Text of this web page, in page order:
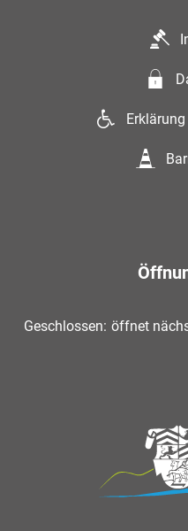
Klicken, um weitere
Geschlossen: öffnet